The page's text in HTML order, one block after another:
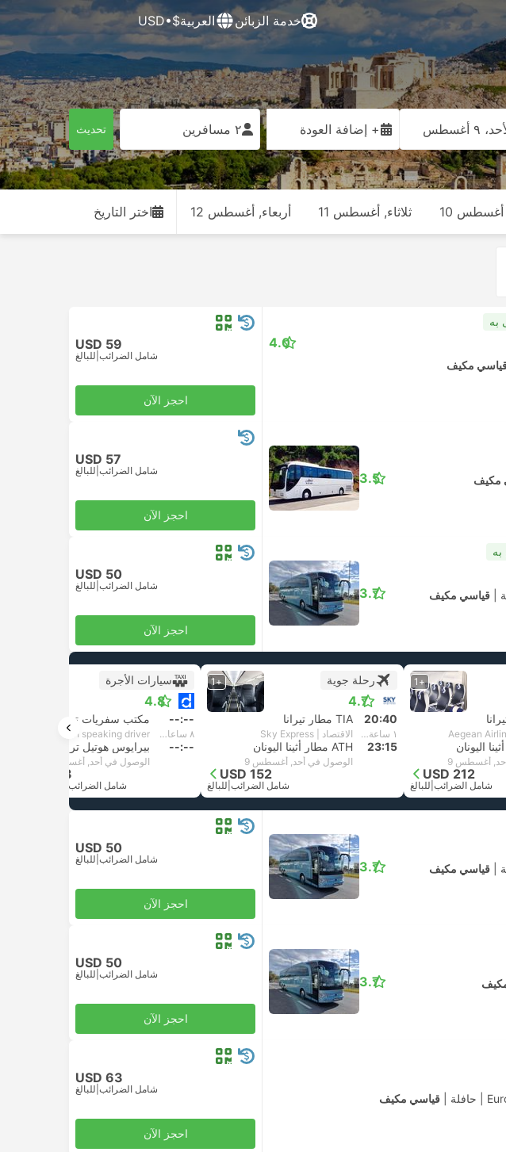
خدمة الزبائن العربية$•USD
٩ أغسطس + إضافة العودة ٢ مسافرين تحديث
أغسطس 10 ثلاثاء, أغسطس 11 أربعاء, أغسطس 12 اختر التاريخ
به
مكيف
4.0
USD 59
شامل الضرائب للبالغ
احجز الآن
مكيف 3.5
USD 57
شامل الضرائب للبالغ
احجز الآن
قياسي مكيف 3.7
USD 50
شامل الضرائب للبالغ
احجز الآن
+1
أغسطس 9
USD 212
شامل الضرائب للبالغ
رحلة جوية
4.7
+1
20:40 TIA مطار تيرانا
١ ساعة و‫35 دقائق الاقتصاد | Sky Express
23:15 ATH مطار أثينا اليونان
الوصول في أحد, أغسطس 9
USD 152
شامل الضرائب للبالغ
سيارات الأجرة
4.8
--:-- مكتب سفريات تيرانا
٨ ساعات و‫47 دقائق
--:-- بيرايوس هوتيل ترانسفير
الوصول في أحد, أغسطس 9
USD 653
شامل الضرائب
قياسي مكيف 3.7
USD 50
شامل الضرائب للبالغ
احجز الآن
3.7
USD 50
شامل الضرائب للبالغ
احجز الآن
حافلة قياسي مكيف
USD 63
شامل الضرائب للبالغ
احجز الآن